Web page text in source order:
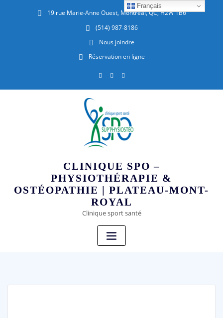
19 rue Marie-Anne Ouest, Montréal, QC, H2W 1B6
(514) 987-8186
Nous joindre
Réservation en ligne
CLINIQUE SPO –
PHYSIOTHÉRAPIE &
OSTÉOPATHIE | PLATEAU-MONT-
ROYAL
Clinique sport santé
Français